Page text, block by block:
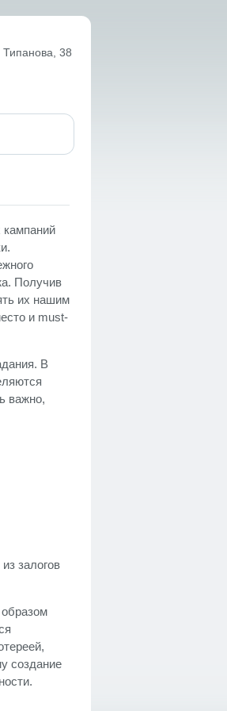
Типанова, 38
кампаний
Получив
их нашим
и must-
В
важно,
залогов
создание